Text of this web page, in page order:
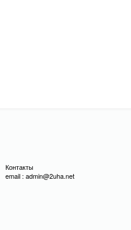
Контакты
email : admin@2uha.net